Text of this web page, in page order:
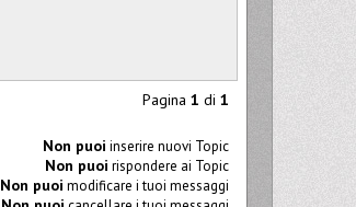
Pagina 1 di 1
Non puoi inserire nuovi Topic
Non puoi rispondere ai Topic
Non puoi modificare i tuoi messaggi